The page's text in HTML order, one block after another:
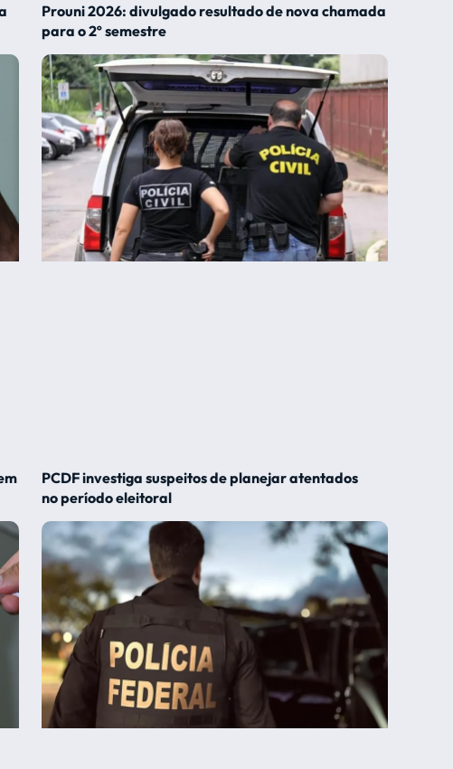
Prouni 2026: divulgado resultado de nova chamada
para o 2º semestre
PCDF investiga suspeitos de planejar atentados
no período eleitoral